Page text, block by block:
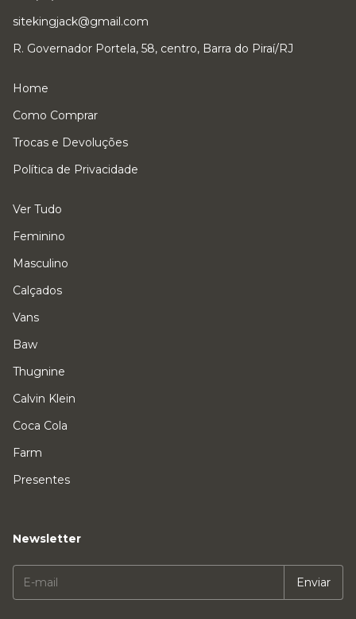
sitekingjack@gmail.com
R. Governador Portela, 58, centro, Barra do Piraí/RJ
Home
Como Comprar
Trocas e Devoluções
Política de Privacidade
Ver Tudo
Feminino
Masculino
Calçados
Vans
Baw
Thugnine
Calvin Klein
Coca Cola
Farm
Presentes
Newsletter